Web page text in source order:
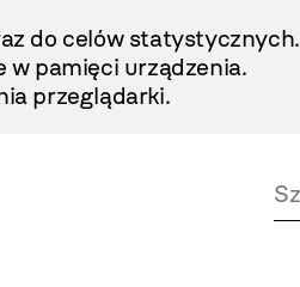
do celów statystycznych.
w pamięci urządzenia.
przeglądarki.